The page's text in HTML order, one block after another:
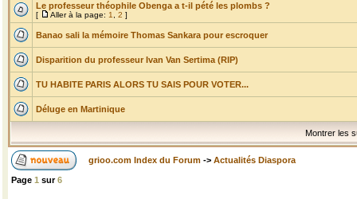
Le professeur théophile Obenga a t-il pété les plombs ?
[ Aller à la page: 1 2 ]
Banao sali la mémoire Thomas Sankara pour escroquer
Disparition du professeur Ivan Van Sertima (RIP)
TU HABITE PARIS ALORS TU SAIS POUR VOTER...
Déluge en Martinique
Montrer les
grioo.com Index du Forum -> Actualités Diaspora
Page 1 sur6